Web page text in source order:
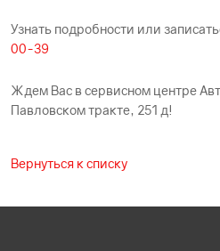
Узнать подробности или
00-39
Ждем Вас в сервисном центре
Павловском тракте, 251 д!
Вернуться к списку